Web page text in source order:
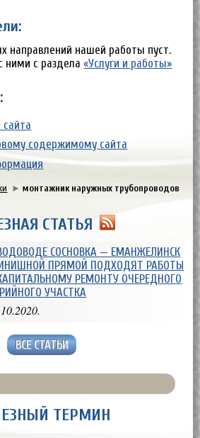
направлений нашей работы пуст.
ними с раздела«Услуги и работы»
сайта
содержимому сайта
► монтажник наружных трубопроводов
СТАТЬЯ
СОСНОВКА — ЕМАНЖЕЛИНСК
ПРЯМОЙ ПОДХОДЯТ РАБОТЫ
РЕМОНТУ ОЧЕРЕДНОГО
УЧАСТКА
ВСЕ СТАТЬИ
ТЕРМИН